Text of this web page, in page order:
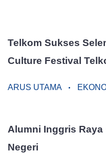
Telkom Sukses
Culture Festival
ARUS UTAMA
Alumni Inggris
Negeri